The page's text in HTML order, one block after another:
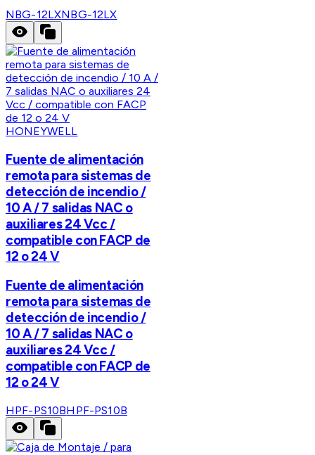
NBG-12LXNBG-12LX
HONEYWELL
Fuente de alimentación
remota para sistemas de
detección de incendio /
10 A / 7 salidas NAC o
auxiliares 24 Vcc /
compatible con FACP de
12 o 24 V
Fuente de alimentación
remota para sistemas de
detección de incendio /
10 A / 7 salidas NAC o
auxiliares 24 Vcc /
compatible con FACP de
12 o 24 V
HPF-PS10BHPF-PS10B